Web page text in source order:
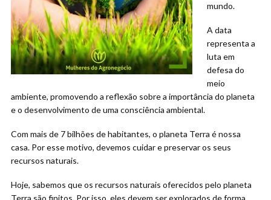
mundo.
A data
representa a
luta em
defesa do
meio
ambiente, promovendo a reflexão sobre a importância do planeta
e o desenvolvimento de uma consciência ambiental.
Com mais de 7 bilhões de habitantes, o planeta Terra é nossa
casa. Por esse motivo, devemos cuidar e preservar os seus
recursos naturais.
Hoje, sabemos que os recursos naturais oferecidos pelo planeta
Terra são finitos. Por isso, eles devem ser explorados de forma